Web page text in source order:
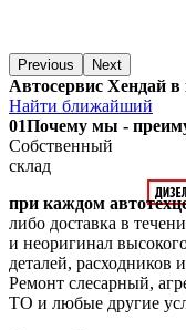
Previous Next
Автосервис Хендай
Найти ближайший
01Почему мы -
Собственный
склад
при каждом
либо доставка в
и неоригинал
деталей, расходников
Ремонт слесарный,
ТО и любые другие